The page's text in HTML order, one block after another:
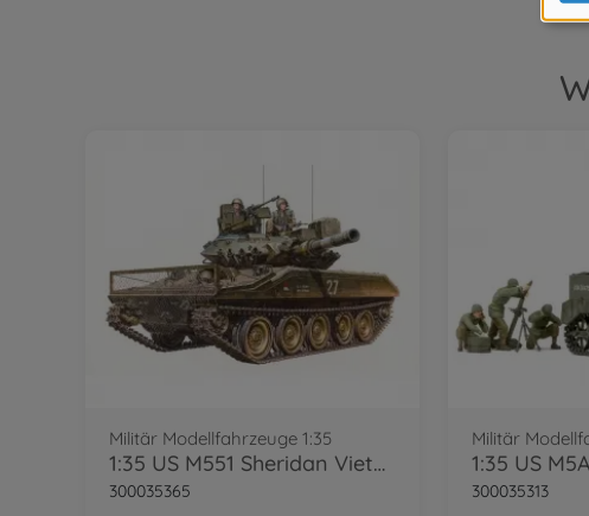
Militär Modellfahrzeuge 1:35
1:35 US M551 Sheridan Vietnam
300035365
Militär
300035313